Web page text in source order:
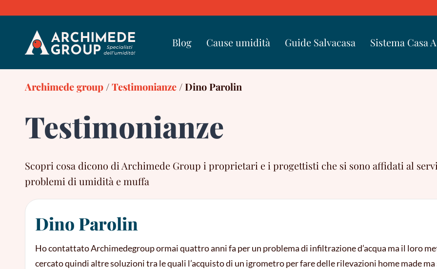
content
Blog Cause umidità Guide Salvacasa Sistema Casa
Archimede group /Testimonianze / Dino Parolin
Testimonianze
Scopri cosa dicono di Archimede Group i proprietari e i progettisti che si sono affidati al
problemi di umidità e muffa
Dino Parolin
Ho contattato Archimedegroup ormai quattro anni fa per un problema di infiltrazione d’acqua ma il loro
cercato quindi altre soluzioni tra le quali l’acquisto di un igrometro per fare delle rilevazioni home made